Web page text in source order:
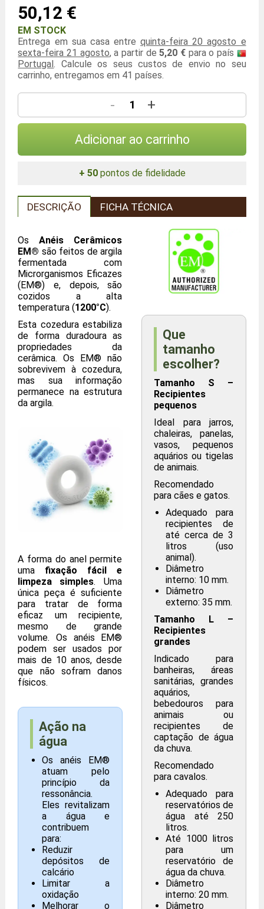
50,12 €
EM STOCK
Entrega em sua casa entrequinta-feira 20 agosto e
sexta-feira 21 agosto, a partir de5,20 € para o país
Portugal. Calcule os seus custos de envio no seu
carrinho, entregamos em 41 países.
- +
Adicionar ao carrinho
+ 50pontos de fidelidade
DESCRIÇÃO FICHA TÉCNICA
OsAnéis Cerâmicos
EM® são feitos de argila
fermentada com
Microrganismos Eficazes
(EM®) e, depois, são
cozidos a alta
temperatura (1200°C).
Esta cozedura estabiliza
de forma duradoura as
propriedades da
cerâmica. Os EM® não
sobrevivem à cozedura,
mas sua informação
permanece na estrutura
da argila.
A forma do anel permite
uma fixação fácil e
limpeza simples. Uma
única peça é suficiente
para tratar de forma
eficaz um recipiente,
mesmo de grande
volume. Os anéis EM®
podem ser usados por
mais de 10 anos, desde
que não sofram danos
físicos.
Ação na
água
Os anéis EM®
atuam pelo
princípio da
ressonância.
Eles revitalizam
a água e
contribuem
para:
Reduzir
depósitos de
calcário
Limitar a
oxidação
Melhorar o
Que
tamanho
escolher?
Tamanho S –
Recipientes
pequenos
Ideal para jarros,
chaleiras, panelas,
vasos, pequenos
aquários ou tigelas
de animais.
Recomendado
para cães e gatos.
Adequado para
recipientes de
até cerca de 3
litros (uso
animal).
Diâmetro
interno: 10 mm.
Diâmetro
externo: 35 mm.
Tamanho L –
Recipientes
grandes
Indicado para
banheiras, áreas
sanitárias, grandes
aquários,
bebedouros para
animais ou
recipientes de
captação de água
da chuva.
Recomendado
para cavalos.
Adequado para
reservatórios de
água até 250
litros.
Até 1000 litros
para um
reservatório de
água da chuva.
Diâmetro
interno: 20 mm.
Diâmetro